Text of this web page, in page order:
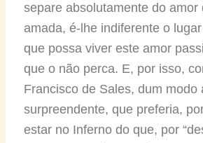
separe absolutamente do amor
amada, é-lhe indiferente o
que possa viver este amor
que o não perca. E, por isso,
Francisco de Sales, dum modo
surpreendente, que preferia,
estar no Inferno do que, por